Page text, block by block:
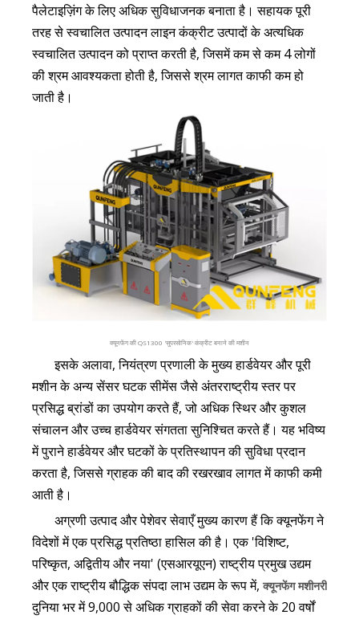
पैलेटाइज़िंग के लिए अधिक सुविधाजनक बनाता है। सहायक पूरी
तरह से स्वचालित उत्पादन लाइन कंक्रीट उत्पादों के अत्यधिक
स्वचालित उत्पादन को प्राप्त करती है, जिसमें कम से कम 4 लोगों
की श्रम आवश्यकता होती है, जिससे श्रम लागत काफी कम हो
जाती है।
क्यूनफेंग की QS1300 'सुपरसोनिक' कंक्रीट बनाने की मशीन
इसके अलावा, नियंत्रण प्रणाली के मुख्य हार्डवेयर और पूरी
मशीन के अन्य सेंसर घटक सीमेंस जैसे अंतरराष्ट्रीय स्तर पर
प्रसिद्ध ब्रांडों का उपयोग करते हैं, जो अधिक स्थिर और कुशल
संचालन और उच्च हार्डवेयर संगतता सुनिश्चित करते हैं। यह भविष्य
में पुराने हार्डवेयर और घटकों के प्रतिस्थापन की सुविधा प्रदान
करता है, जिससे ग्राहक की बाद की रखरखाव लागत में काफी कमी
आती है।
अग्रणी उत्पाद और पेशेवर सेवाएँ मुख्य कारण हैं कि क्यूनफेंग ने
विदेशों में एक प्रसिद्ध प्रतिष्ठा हासिल की है। एक 'विशिष्ट,
परिष्कृत, अद्वितीय और नया' (एसआरयूएन) राष्ट्रीय प्रमुख उद्यम
और एक राष्ट्रीय बौद्धिक संपदा लाभ उद्यम के रूप में,क्यूनफेंग मशीनरी
दुनिया भर में 9,000 से अधिक ग्राहकों की सेवा करने के 20 वर्षों